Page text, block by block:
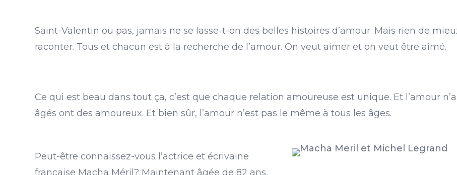
Saint-Valentin ou pas, jamais ne se lasse-t-on des belles histoires d’amour. Mais rien de
raconter. Tous et chacun est à la recherche de l’amour. On veut aimer et on veut être aimé.
Ce qui est beau dans tout ça, c’est que chaque relation amoureuse est unique. Et l’amour
âgés ont des amoureux. Et bien sûr, l’amour n’est pas le même à tous les âges.
Peut-être connaissez-vous l’actrice et écrivaine
française Macha Méril? Maintenant âgée de 82 ans,